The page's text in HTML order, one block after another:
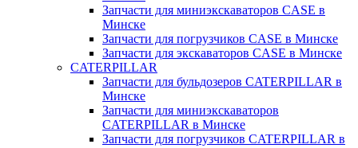
Запчасти для миниэкскаваторов CASE в
Минске
Запчасти для погрузчиков CASE в Минске
Запчасти для экскаваторов CASE в Минске
CATERPILLAR
Запчасти для бульдозеров CATERPILLAR в
Минске
Запчасти для миниэкскаваторов
CATERPILLAR в Минске
Запчасти для погрузчиков CATERPILLAR в